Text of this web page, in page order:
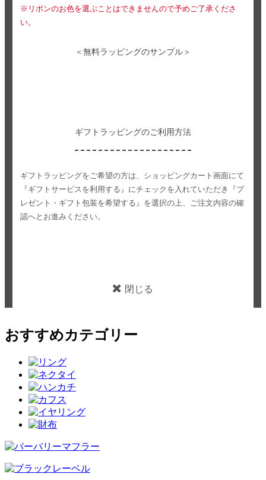
※リボンのお色を選ぶことはできませんので予めご了承くださ
い。
＜無料ラッピングのサンプル＞
ギフトラッピングのご利用方法
ギフトラッピングをご希望の方は、ショッピングカート画面にて
『ギフトサービスを利用する』にチェックを入れていただき
『プ
レゼント・ギフト包装を希望する』を選択の上、ご注文内容の確
認へとお進みください。
閉じる
おすすめカテゴリー